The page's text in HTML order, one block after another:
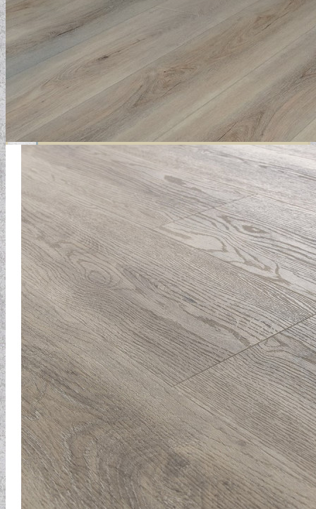
GYERMEKTAPÉTÁK
KONYHA DESIGN TIPP